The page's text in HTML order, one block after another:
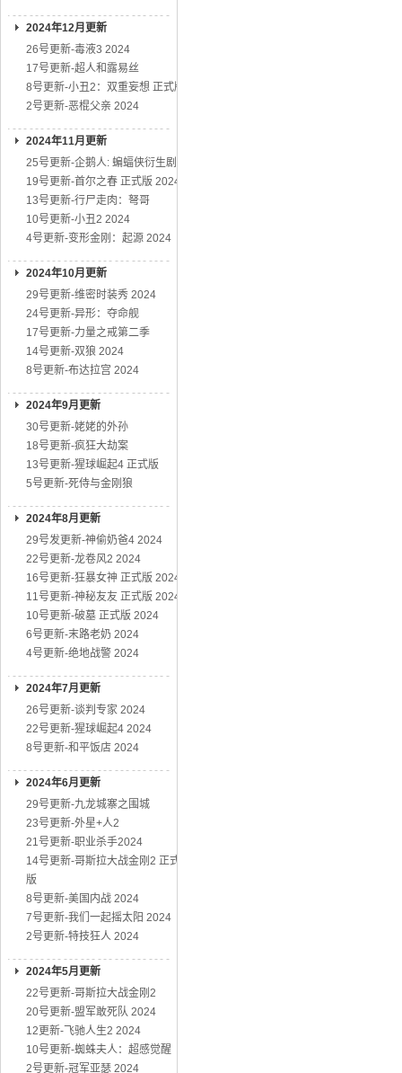
2024年12月更新
26号更新-毒液3 2024
17号更新-超人和露易丝
8号更新-小丑2：双重妄想 正式版
2号更新-恶棍父亲 2024
2024年11月更新
25号更新-企鹅人: 蝙蝠侠衍生剧
19号更新-首尔之春 正式版 2024
13号更新-行尸走肉：弩哥
10号更新-小丑2 2024
4号更新-变形金刚：起源 2024
2024年10月更新
29号更新-维密时装秀 2024
24号更新-异形：夺命舰
17号更新-力量之戒第二季
14号更新-双狼 2024
8号更新-布达拉宫 2024
2024年9月更新
30号更新-姥姥的外孙
18号更新-疯狂大劫案
13号更新-猩球崛起4 正式版
5号更新-死侍与金刚狼
2024年8月更新
29号发更新-神偷奶爸4 2024
22号更新-龙卷风2 2024
16号更新-狂暴女神 正式版 2024
11号更新-神秘友友 正式版 2024
10号更新-破墓 正式版 2024
6号更新-末路老奶 2024
4号更新-绝地战警 2024
2024年7月更新
26号更新-谈判专家 2024
22号更新-猩球崛起4 2024
8号更新-和平饭店 2024
2024年6月更新
29号更新-九龙城寨之围城
23号更新-外星+人2
21号更新-职业杀手2024
14号更新-哥斯拉大战金刚2 正式
版
8号更新-美国内战 2024
7号更新-我们一起摇太阳 2024
2号更新-特技狂人 2024
2024年5月更新
22号更新-哥斯拉大战金刚2
20号更新-盟军敢死队 2024
12更新-飞驰人生2 2024
10号更新-蜘蛛夫人：超感觉醒
2号更新-冠军亚瑟 2024